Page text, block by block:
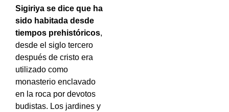
Sigiriya se dice que ha
sido habitada desde
tiempos prehistóricos,
desde el siglo tercero
después de cristo era
utilizado como
monasterio enclavado
en la roca por devotos
budistas. Los jardines y